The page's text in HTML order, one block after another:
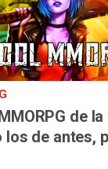
de
los de antes,